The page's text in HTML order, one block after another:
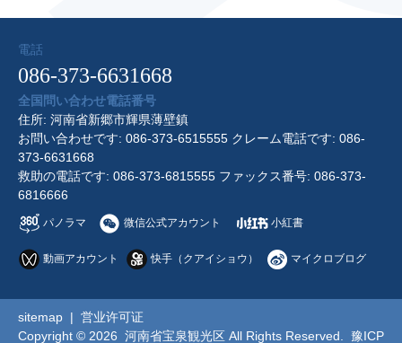
電話
086-373-6631668
全国問い合わせ電話番号
住所: 河南省新郷市輝県薄壁鎮
お問い合わせです: 086-373-6515555 クレーム電話です: 086-
373-6631668
救助の電話です: 086-373-6815555 ファックス番号: 086-373-
6816666
パノラマ 微信公式アカウント 小紅書
動画アカウント 快手（クアイショウ） マイクロブログ
sitemap | 営业许可证
Copyright © 2026 河南省宝泉観光区 All Rights Reserved.
豫ICP